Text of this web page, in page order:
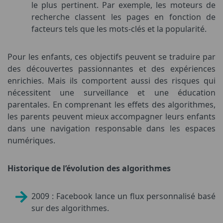
le plus pertinent. Par exemple, les moteurs de
recherche classent les pages en fonction de
facteurs tels que les mots-clés et la popularité.
Pour les enfants, ces objectifs peuvent se traduire par
des découvertes passionnantes et des expériences
enrichies. Mais ils comportent aussi des risques qui
nécessitent une surveillance et une éducation
parentales. En comprenant les effets des algorithmes,
les parents peuvent mieux accompagner leurs enfants
dans une navigation responsable dans les espaces
numériques.
Historique de l’évolution des algorithmes
2009 : Facebook lance un flux personnalisé basé
sur des algorithmes.